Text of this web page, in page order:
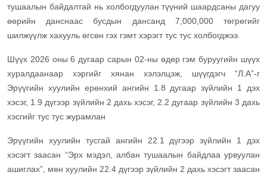
тушаалын байдалтай нь холбогдуулан түүний шаардсаны дагуу
өөрийн данснаас бусдын дансанд 7,000,000 төгрөгийг
шилжүүлж хахууль өгсөн гэх гэмт хэрэгт тус тус холбогджээ.
Шүүх 2026 оны 6 дугаар сарын 02-ны өдөр гэм буруугийн шүүх
хуралдаанаар хэргийг хянан хэлэлцэж, шүүгдэгч “Л.А”-г
Эрүүгийн хуулийн ерөнхий ангийн 1.8 дугаар зүйлийн 1 дэх
хэсэг, 1.9 дүгээр зүйлийн 2 дахь хэсэг, 2.2 дугаар зүйлийн 3 дахь
хэсгийг тус тус журамлан
Эрүүгийн хуулийн тусгай ангийн 22.1 дүгээр зүйлийн 1 дэх
хэсэгт заасан “Эрх мэдэл, албан тушаалын байдлаа урвуулан
ашиглах”, мөн хуулийн 22.4 дүгээр зүйлийн 2 дахь хэсэгт заасан